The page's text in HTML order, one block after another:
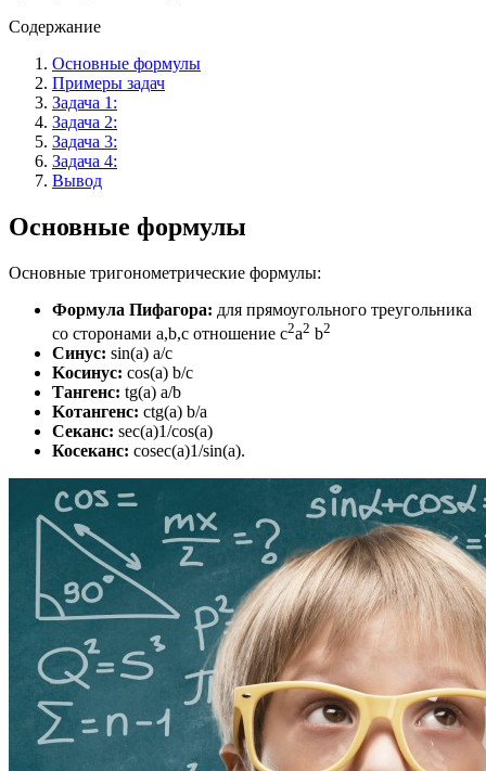
Содержание
Основные формулы
Примеры задач
Задача 1:
Задача 2:
Задача 3:
Задача 4:
Вывод
Основные формулы
Основные тригонометрические формулы:
Формула Пифагора: для прямоугольного треугольника
со сторонами a,b,c отношение c2a2 b2
Cинус: sin(a) a/c
Kосинус: cos(a) b/c
Tангенс: tg(a) a/b
Kотангенс: ctg(a) b/a
Секанс: sec(a)1/cos(a)
Косеканс: cosec(a)1/sin(a).